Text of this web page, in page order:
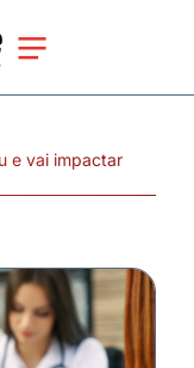
e vai impactar